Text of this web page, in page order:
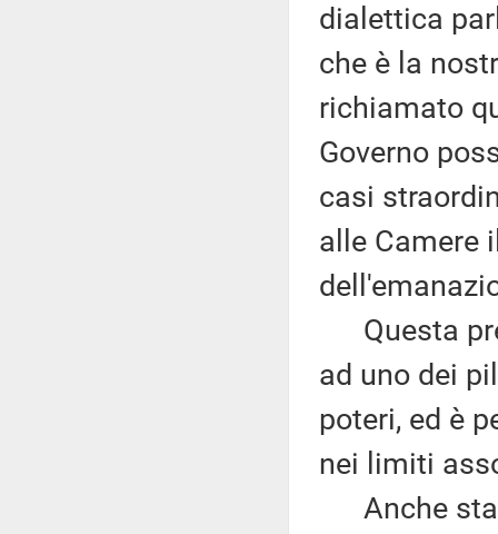
dialettica
che è la
richiamato
Governo
casi
alle Camere
Questa
ad uno dei
poteri, ed è
nei limiti
Anche